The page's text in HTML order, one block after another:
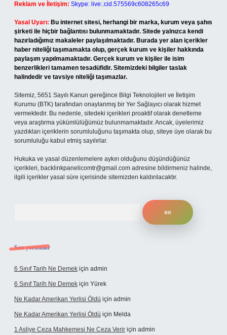
Reklam ve İletişim: Skype: live:.cid.575569c608265c69
Yasal Uyarı: Bu internet sitesi, herhangi bir marka, kurum veya şahıs
şirketi ile hiçbir bağlantısı bulunmamaktadır. Sitede yalnızca kendi
hazırladığımız makaleler paylaşılmaktadır. Burada yer alan içerikler
haber niteliği taşımamakta olup, gerçek kurum ve kişiler hakkında
paylaşım yapılmamaktadır. Gerçek kurum ve kişiler ile isim
benzerlikleri tamamen tesadüfidir. Sitemizdeki bilgiler taslak
halindedir ve tavsiye niteliği taşımazlar.
Sitemiz, 5651 Sayılı Kanun gereğince Bilgi Teknolojileri ve İletişim
Kurumu (BTK) tarafından onaylanmış bir Yer Sağlayıcı olarak hizmet
vermektedir. Bu nedenle, sitedeki içerikleri proaktif olarak denetleme
veya araştırma yükümlülüğümüz bulunmamaktadır. Ancak, üyelerimiz
yazdıkları içeriklerin sorumluluğunu taşımakta olup, siteye üye olarak bu
sorumluluğu kabul etmiş sayılırlar.
Hukuka ve yasal düzenlemelere aykırı olduğunu düşündüğünüz
içerikleri, backlinkpanelicomtr@gmail.com adresine bildirmeniz halinde,
ilgili içerikler yasal süre içerisinde sitemizden kaldırılacaktır.
Son yorumlar
6 Sınıf Tarih Ne Demek için admin
6 Sınıf Tarih Ne Demek için Yürek
Ne Kadar Amerikan Yerlisi Öldü için admin
Ne Kadar Amerikan Yerlisi Öldü için Melda
1 Asliye Ceza Mahkemesi Ne Ceza Verir için admin